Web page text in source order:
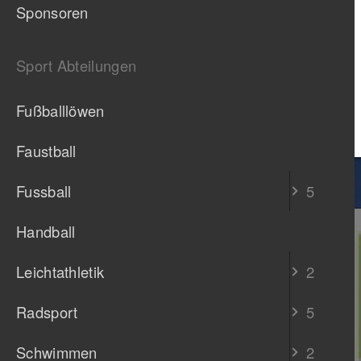
Sponsoren
Sport Abteilungen
Fußballlöwen
Faustball
Fussball
5
Handball
Leichtathletik
2
Radsport
5
Schwimmen
2